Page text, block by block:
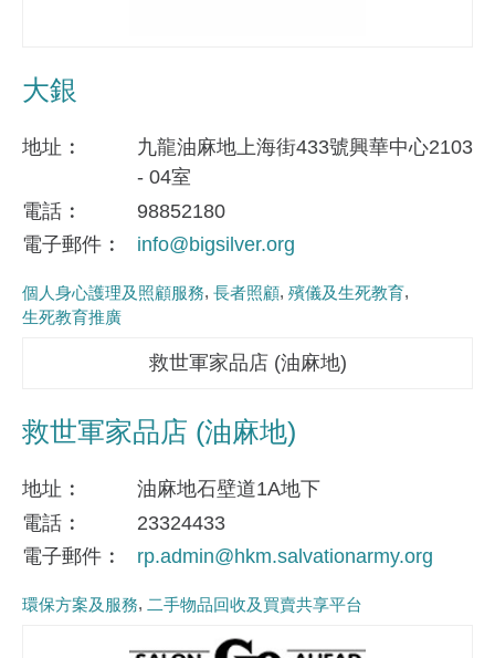
大銀
地址
九龍油麻地上海街433號興華中心2103
- 04室
電話
98852180
電子郵件
info@bigsilver.org
個人身心護理及照顧服務 長者照顧 殯儀及生死教育
生死教育推廣
救世軍家品店 (油麻地)
救世軍家品店 (油麻地)
地址
油麻地石壁道1A地下
電話
23324433
電子郵件
rp.admin@hkm.salvationarmy.org
環保方案及服務 二手物品回收及買賣共享平台